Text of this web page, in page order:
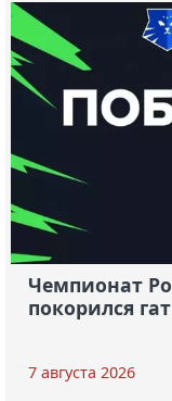
Чемпионат
покорился
7 августа 2026